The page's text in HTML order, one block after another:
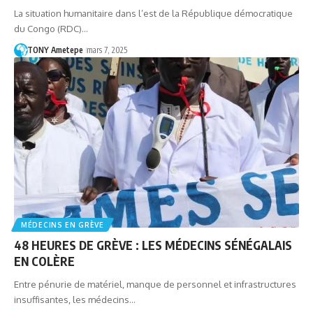
La situation humanitaire dans l’est de la République démocratique
du Congo (RDC)…
TONY Ametepe mars 7, 2025
MÉDECINS EN GRÈVE
48 HEURES DE GRÈVE : LES MÉDECINS SÉNÉGALAIS
EN COLÈRE
Entre pénurie de matériel, manque de personnel et infrastructures
insuffisantes, les médecins…